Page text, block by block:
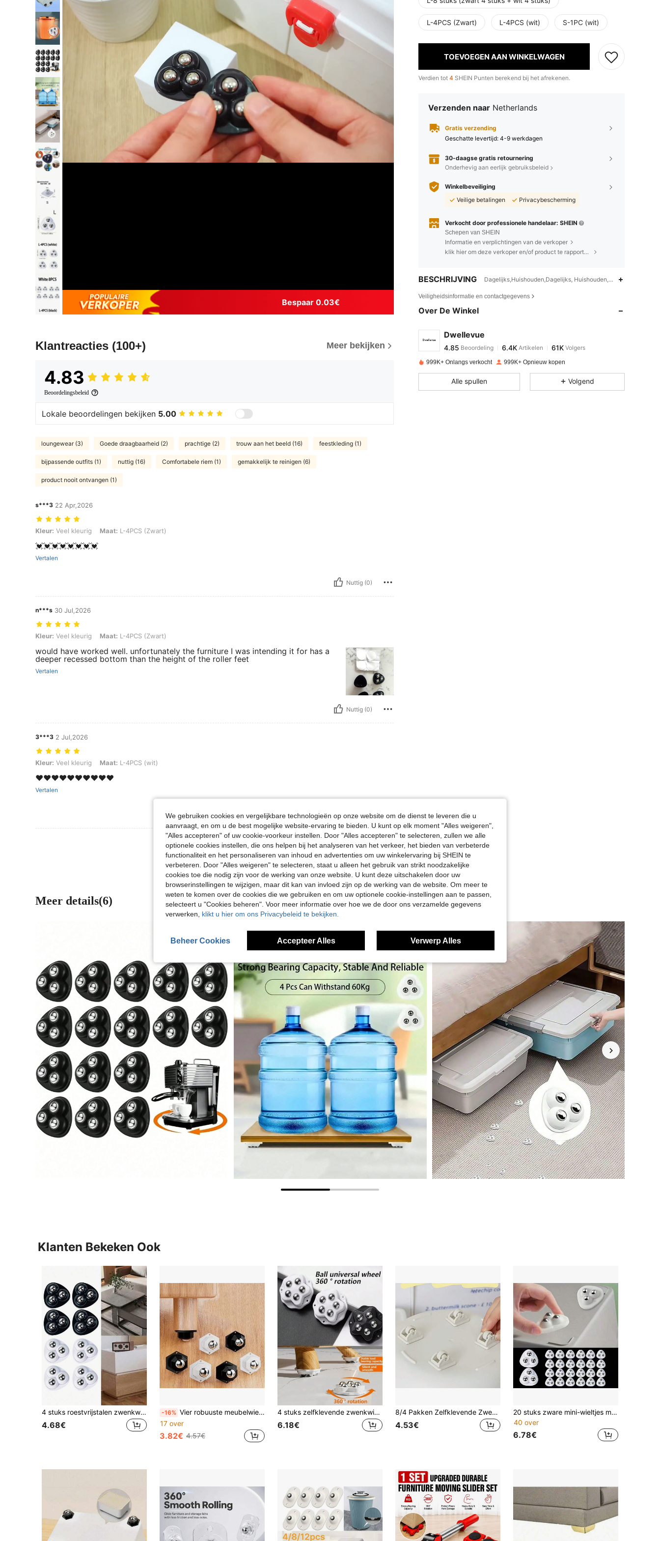
Bespaar 0.03€
Klantreacties (100+) Meer bekijken
4.83
Beoordelingsbeleid
Lokale beoordelingen bekijken 5.00
loungewear (3) Goede draagbaarheid (2) prachtige (2) trouw aan het beeld (16) feestkleding (1)
bijpassende outfits (1) nuttig (16) Comfortabele riem (1) gemakkelijk te reinigen (6)
product nooit ontvangen (1)
s***3 22 Apr,2026
Kleur: Veel kleurig, Maat: L-4PCS (Zwart)
Kleur: Veel kleurig Maat: L-4PCS (Zwart)
💓💓💓💓💓💓💓💓
Vertalen
Nuttig (0)
n***s 30 Jul,2026
Kleur: Veel kleurig, Maat: L-4PCS (Zwart)
Kleur: Veel kleurig Maat: L-4PCS (Zwart)
would have worked well. unfortunately the furniture I was intending it for has a
deeper recessed bottom than the height of the roller feet
Vertalen
Nuttig (0)
3***3 2 Jul,2026
Kleur: Veel kleurig, Maat: L-4PCS (wit)
Kleur: Veel kleurig Maat: L-4PCS (wit)
❤️❤️❤️❤️❤️❤️❤️❤️❤️❤️
Vertalen
Nuttig (0)
Meer Beoordelingen Bekijken
L-4PCS (Zwart) L-4PCS (wit) S-1PC (wit)
TOEVOEGEN AAN WINKELWAGEN
Verdien tot 4 SHEIN Punten berekend bij het afrekenen.
Verzenden naar Netherlands
Gratis verzending
Geschatte levertijd: 4-9 werkdagen
30-daagse gratis retournering
Onderhevig aan eerlijk gebruiksbeleid
Winkelbeveiliging
Veilige betalingen
Privacybescherming
Verkocht door professionele handelaar: SHEIN
Schepen van SHEIN
Informatie en verplichtingen van de verkoper
klik hier om deze verkoper en/of product te rapporteren.
BESCHRIJVING Dagelijks,Huishouden,Dagelijks, Huishouden,universeel
Veiligheidsinformatie en contactgegevens
Over De Winkel
Dwellevue
4.85 6.4K 61K
4.85
4.85
h***pbetaalde1 dag geleden
999K+ Onlangs verkocht 999K+ Opnieuw kopen
Alle spullen Volgend
Meer details(6)
Klanten Bekeken Ook
4 stuks roestvrijstalen zwenkwielen met zelfklevende achterkant, geschikt voor opbergdozen en kasten.
4.68€
-16% Vier robuuste meubelwielen, 360° draaibaar, gemaakt van roestvrij staal en kunststof, met zelfklevende achterkant, soepel rollend en gemakkelijk te verplaatsen, geschikt voor zware meubelrails en ook te gebruiken voor schuifdeuren.
17 over
3.82€ 4.57€
4 stuks zelfklevende zwenkwielen, multidirectioneel draaibaar, universele wielen, 360 graden draaibaar, handig voor het verplaatsen van spullen! Zelfklevende universele wielen van roestvrij staal met kogellagers, geschikt voor opbergdozen en kasten onder het bed.
6.18€
8/4 Pakken Zelfklevende Zwenkwielen | Plastic Meubel- en Opbergdooswielen Voor Gemakkelijke Mobiliteit
4.53€
20 stuks zware mini-wieltjes met 360° draaibare voet - Installatie zonder boren, stille werking, roestvrijstalen lagers - Voor meubels, kasten, opbergdozen, kantoor, huis, werkplaats - Wit/Zwart, handige meubelverplaatsing, compact ontwerp, soepele rotatie, praktische opbergoplossing voor thuis, draaibare voet geschikt voor kerstboom, elektrische kar
40 over
6.78€
We gebruiken cookies en vergelijkbare technologieën op onze website om de dienst te leveren die u
aanvraagt, en om u de best mogelijke website-ervaring te bieden. U kunt op elk moment "Alles weigeren",
"Alles accepteren" of uw cookie-voorkeur instellen. Door "Alles accepteren" te selecteren, zullen we alle
optionele cookies instellen, die ons helpen bij het analyseren van het verkeer, het bieden van verbeterde
functionaliteit en het personaliseren van inhoud en advertenties om uw winkelervaring bij SHEIN te
verbeteren. Door "Alles weigeren" te selecteren, staat u alleen het gebruik van strikt noodzakelijke
cookies toe die nodig zijn voor de werking van onze website. U kunt deze uitschakelen door uw
browserinstellingen te wijzigen, maar dit kan van invloed zijn op de werking van de website. Om meer te
weten te komen over de cookies die we gebruiken en om uw optionele cookie-instellingen aan te passen,
selecteert u "Cookies beheren". Voor meer informatie over hoe we de door ons verzamelde gegevens
verwerken, klikt u hier om ons Privacybeleid te bekijken.
Beheer Cookies Accepteer Alles Verwerp Alles